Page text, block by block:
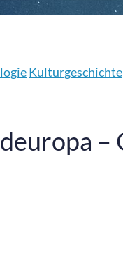
Kulturgeschichte
–